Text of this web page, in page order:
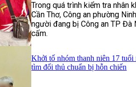
Trong quá trình kiểm tra nhân
Cần Thơ, Công an phường
người đang bị Công an TP Đà
cấm.
Khởi tố nhóm thanh niên 17
tìm đối thủ chuẩn bị hỗn chiến